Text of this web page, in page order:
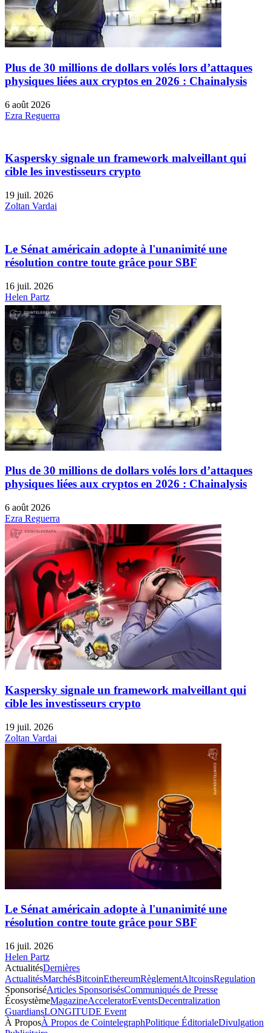
Plus de 30 millions de dollars volés lors d’attaques
physiques liées aux cryptos en 2026 : Chainalysis
6 août 2026
Ezra Reguerra
Kaspersky signale un framework malveillant qui
cible les investisseurs crypto
19 juil. 2026
Zoltan Vardai
Le Sénat américain adopte à l'unanimité une
résolution contre toute grâce pour SBF
16 juil. 2026
Helen Partz
Plus de 30 millions de dollars volés lors d’attaques
physiques liées aux cryptos en 2026 : Chainalysis
6 août 2026
Ezra Reguerra
Kaspersky signale un framework malveillant qui
cible les investisseurs crypto
19 juil. 2026
Zoltan Vardai
Le Sénat américain adopte à l'unanimité une
résolution contre toute grâce pour SBF
16 juil. 2026
Helen Partz
ActualitésDernières
ActualitésMarchésBitcoinEthereumRèglementAltcoinsRegulation
SponsoriséArticles SponsorisésCommuniqués de Presse
ÉcosystèmeMagazineAcceleratorEventsDecentralization
GuardiansLONGITUDE Event
À ProposÀ Propos de CointelegraphPolitique ÉditorialeDivulgation